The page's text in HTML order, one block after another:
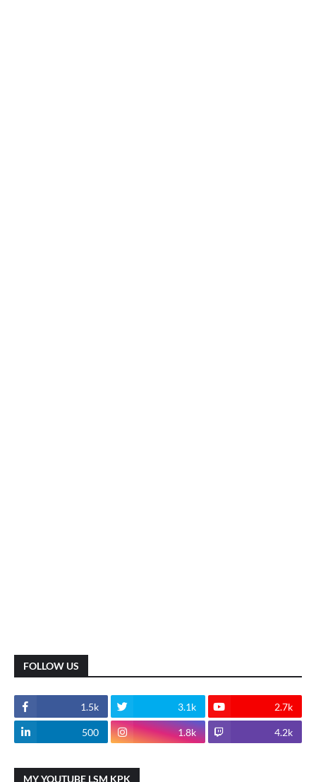
FOLLOW US
1.5k 3.1k 2.7k
500 1.8k 4.2k
MY YOUTUBE LSM KPK